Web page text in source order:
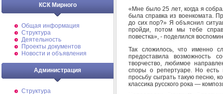
КСК Мирного
Общая информация
Структура
Деятельность
Проекты документов
Новости и объявления
Администрация
Структура
«Мне было 25 лет, когда я
была справка из военкомата.
до сих пор?» Я объяснил
пройди, потом мы тебе
повестка», - поделился
Так сложилось, что именно
предоставила возможность
творчество, любимое
споры о репертуаре. Но есть
просьбу сыграть такую песню,
классика русского рока —